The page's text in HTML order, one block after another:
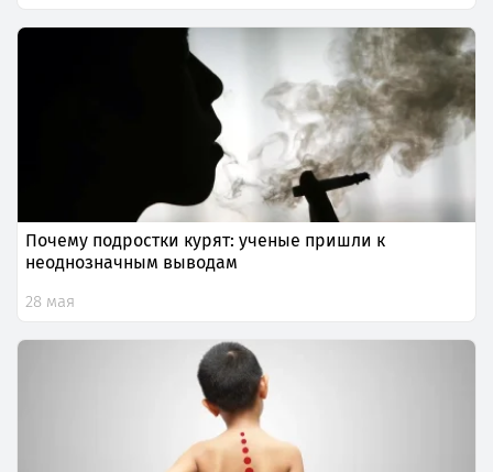
Почему подростки курят: ученые пришли к
неоднозначным выводам
28 мая